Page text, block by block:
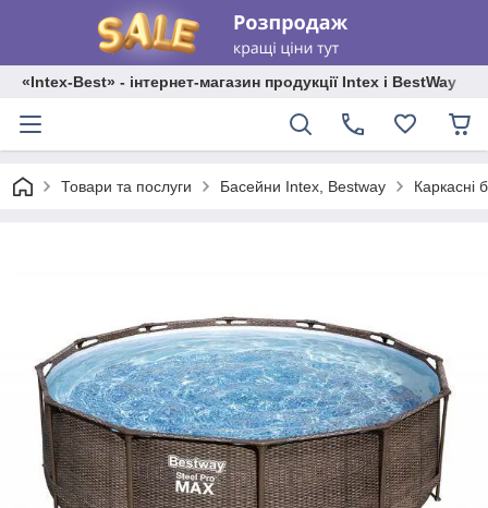
«Intex-Best» - інтернет-магазин продукції Intex і BestWay
Товари та послуги Басейни Intex, Bestway Каркасні